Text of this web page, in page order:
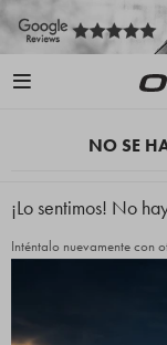

NO SE
¡Lo sentimos! No
Inténtalo nuevamente con